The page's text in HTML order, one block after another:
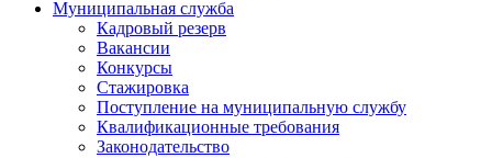
Муниципальная служба
Кадровый резерв
Вакансии
Конкурсы
Стажировка
Поступление на муниципальную службу
Квалификационные требования
Законодательство